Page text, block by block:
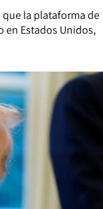
la plataforma de
Estados Unidos,